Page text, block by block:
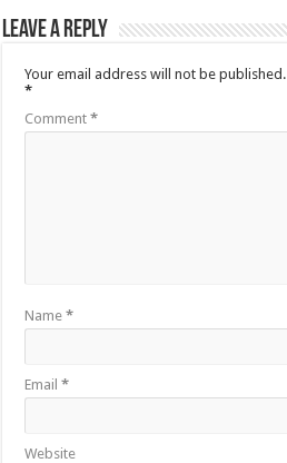
Leave a Reply
Your email address will not be published.
*
Comment*
Name*
Email*
Website